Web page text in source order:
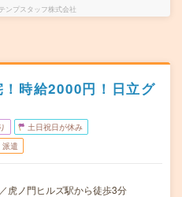
ンプスタッフ株式会社
時給2000円！日立グ
土日祝日が休み
派遣
虎ノ門ヒルズ駅から徒歩3分